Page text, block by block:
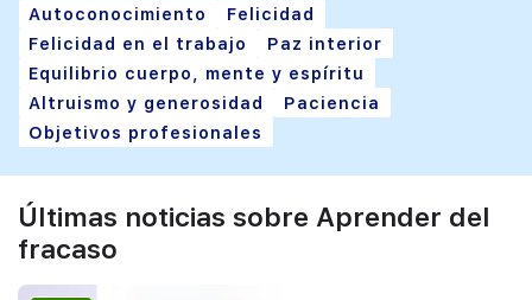
Autoconocimiento
Felicidad
Felicidad en el trabajo
Paz interior
Equilibrio cuerpo, mente y espíritu
Altruismo y generosidad
Paciencia
Objetivos profesionales
Últimas noticias sobre Aprender del
fracaso